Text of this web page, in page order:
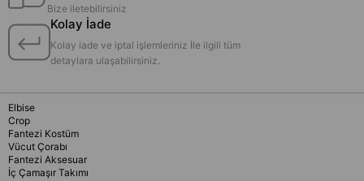
Bize iletebilirsiniz
Kolay İade
Kolay iade ve iptal işlemleriniz İle ilgili tüm
detaylara ulaşabilirsiniz.
Elbise
Crop
Fantezi Kostüm
Vücut Çorabı
Fantezi Aksesuar
İç Çamaşır Takımı